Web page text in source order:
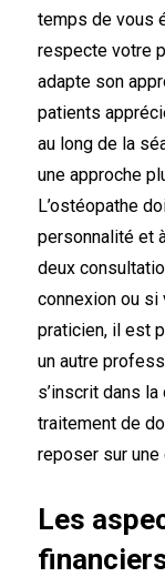
temps de vous
respecte votre
adapte son
patients
au long de la
une approche
L’ostéopathe
personnalité et
deux
connexion ou si
praticien, il est
un autre
s’inscrit dans
traitement de
reposer sur
Les